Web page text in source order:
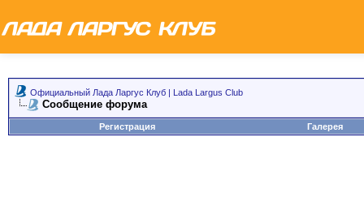
Официальный Лада Ларгус Клуб | Lada Largus Club
Сообщение форума
Регистрация Галерея